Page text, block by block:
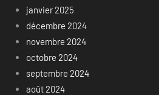
janvier 2025
décembre 2024
novembre 2024
octobre 2024
septembre 2024
août 2024